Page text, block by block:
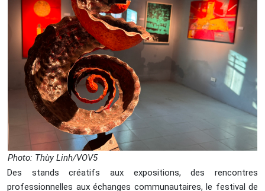
Photo: Thùy Linh/VOV5
Des stands créatifs aux expositions, des rencontres
professionnelles aux échanges communautaires, le festival de